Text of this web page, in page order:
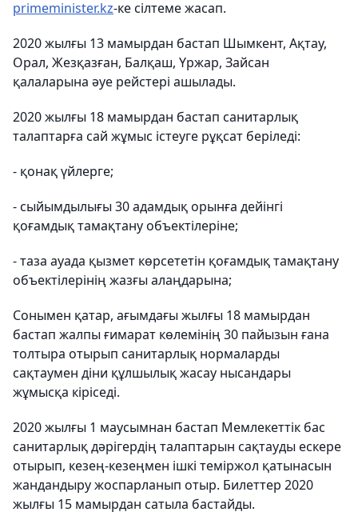
primeminister.kz-ке сілтеме жасап.
2020 жылғы 13 мамырдан бастап Шымкент, Ақтау,
Орал, Жезқазған, Балқаш, Үржар, Зайсан
қалаларына әуе рейстері ашылады.
2020 жылғы 18 мамырдан бастап санитарлық
талаптарға сай жұмыс істеуге рұқсат беріледі:
- қонақ үйлерге;
- сыйымдылығы 30 адамдық орынға дейінгі
қоғамдық тамақтану объектілеріне;
- таза ауада қызмет көрсететін қоғамдық тамақтану
объектілерінің жазғы алаңдарына;
Сонымен қатар, ағымдағы жылғы 18 мамырдан
бастап жалпы ғимарат көлемінің 30 пайызын ғана
толтыра отырып санитарлық нормаларды
сақтаумен діни құлшылық жасау нысандары
жұмысқа кіріседі.
2020 жылғы 1 маусымнан бастап Мемлекеттік бас
санитарлық дәрігердің талаптарын сақтауды ескере
отырып, кезең-кезеңмен ішкі теміржол қатынасын
жандандыру жоспарланып отыр. Билеттер 2020
жылғы 15 мамырдан сатыла бастайды.